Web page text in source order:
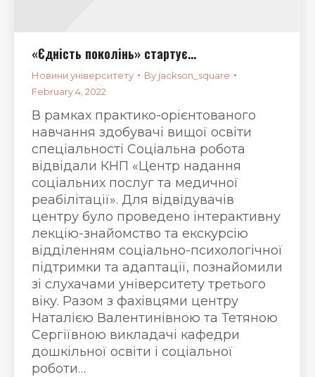
«Єдність поколінь» стартує…
Новини університету By jackson_square
February 4, 2022
В рамках практико-орієнтованого
навчання здобувачі вищої освіти
спеціальності Соціальна робота
відвідали КНП «Центр надання
соціальних послуг та медичної
реабілітації». Для відвідувачів
центру було проведено інтерактивну
лекцію-знайомство та екскурсію
відділенням соціально-психологічної
підтримки та адаптації, познайомили
зі слухачами університету третього
віку. Разом з фахівцями центру
Наталією Валентинівною та Тетяною
Сергіївною викладачі кафедри
дошкільної освіти і соціальної
роботи…